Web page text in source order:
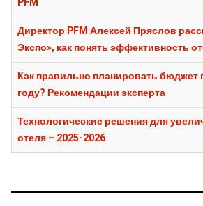
Директор PFM Алексей Пряслов
Экспо», как понять эффективность
Как правильно планировать бюджет
году? Рекомендации эксперта
Технологические решения для
отеля – 2025-2026